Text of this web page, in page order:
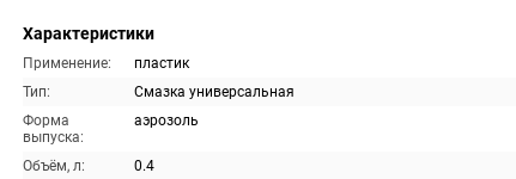
Характеристики
Применение:
пластик
Тип:
Смазка универсальная
Форма
выпуска:
аэрозоль
Объём, л:
0.4